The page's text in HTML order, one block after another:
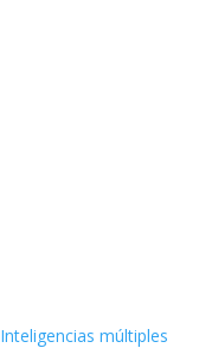
Inteligencias múltiples